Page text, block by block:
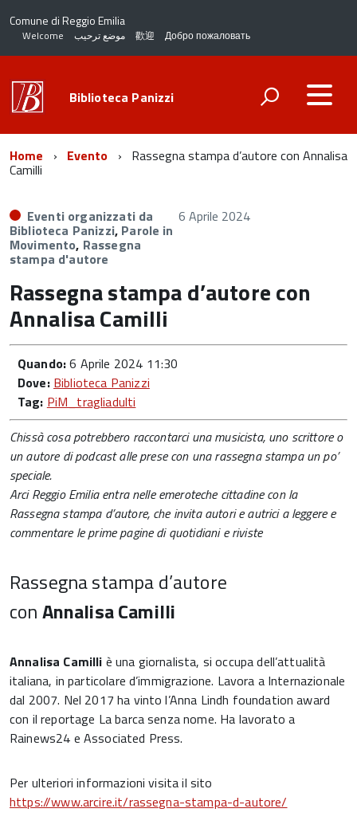
Comune di Reggio Emilia
Welcome موضع ترحيب 歡迎 Добро пожаловать
Biblioteca Panizzi
Home Evento Rassegna stampa d’autore con Annalisa
Camilli
Eventi organizzati da
Biblioteca Panizzi, Parole in
Movimento, Rassegna
stampa d'autore
6 Aprile 2024
Rassegna stampa d’autore con
Annalisa Camilli
Quando:6 Aprile 2024 11:30
Dove: Biblioteca Panizzi
Tag: PiM_tragliadulti
Chissà cosa potrebbero raccontarci una musicista, uno scrittore o
un autore di podcast alle prese con una rassegna stampa un po’
speciale.
Arci Reggio Emilia entra nelle emeroteche cittadine con la
Rassegna stampa d’autore, che invita autori e autrici a leggere e
commentare le prime pagine di quotidiani e riviste
Rassegna stampa d’autore
conAnnalisa Camilli
Annalisa Camilli è una giornalista, si occupa dell’attualità
italiana, in particolare d’immigrazione. Lavora a Internazionale
dal 2007. Nel 2017 ha vinto l’Anna Lindh foundation award
con il reportage La barca senza nome. Ha lavorato a
Rainews24 e Associated Press.
Per ulteriori informazioni visita il sito
https://www.arcire.it/rassegna-stampa-d-autore/